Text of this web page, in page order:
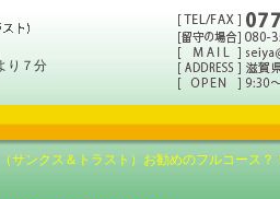
り７分
サンクス＆トラスト）お勧めのフルコース？